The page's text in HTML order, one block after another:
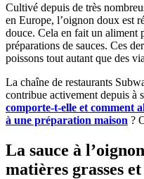
Cultivé depuis de très
en Europe, l’oignon doux est
douce. Cela en fait un aliment
préparations de sauces. Ces
poissons tout autant que des
La chaîne de restaurants
contribue activement depuis à
comporte-t-elle et comment
à une préparation maison ?
La sauce à
matières grasses